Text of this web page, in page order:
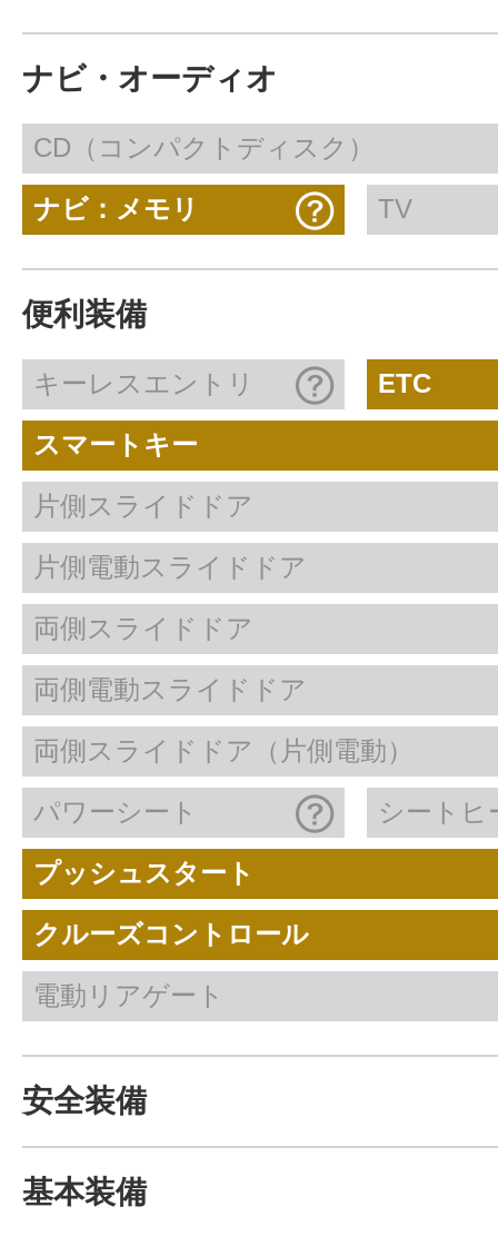
ナビ・オーディオ
CD（コンパクトディスク）
ナビ：メモリ TV
便利装備
キーレスエントリ ETC
スマートキー
片側スライドドア
片側電動スライドドア
両側スライドドア
両側電動スライドドア
両側スライドドア（片側電動）
パワーシート シートヒ
プッシュスタート
クルーズコントロール
電動リアゲート
安全装備
基本装備